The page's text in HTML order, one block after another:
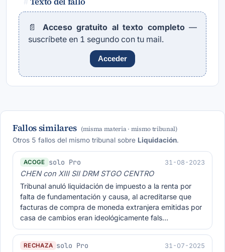
#
📄 Acceso gratuito al texto completo—
suscríbete en 1 segundo con tu mail.
Acceder
Fallos similares (misma materia · mismo tribunal)
Otros 5 fallos del mismo tribunal sobre Liquidación.
ACOGE solo Pro 31-08-2023
CHEN con XIII SII DRM STGO CENTRO
Tribunal anuló liquidación de impuesto a la renta por
falta de fundamentación y causa, al acreditarse que
facturas de compra de moneda extranjera emitidas por
casa de cambios eran ideológicamente fals…
RECHAZA solo Pro 31-07-2025